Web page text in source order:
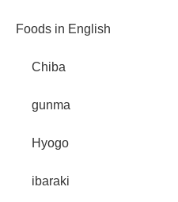
Foods in English
Chiba
gunma
Hyogo
ibaraki